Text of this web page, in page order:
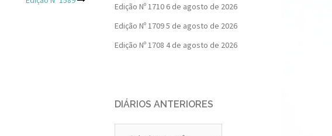
Edição Nº 1710 6 de agosto de 2026
Edição Nº 17095 de agosto de 2026
Edição Nº 1708 4 de agosto de 2026
DIÁRIOS ANTERIORES